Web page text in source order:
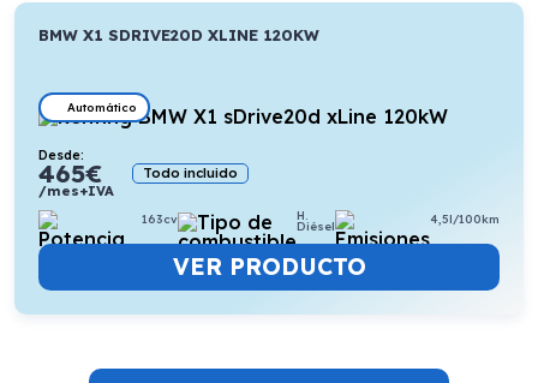
BMW X1 SDRIVE20D XLINE 120KW
Automático
Desde:
465€
/mes+IVA
Todo incluido
163cv H.
Diésel 4,5l/100km
VER PRODUCTO